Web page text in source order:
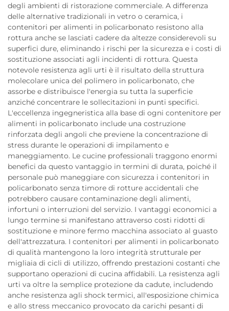
degli ambienti di ristorazione commerciale. A differenza
delle alternative tradizionali in vetro o ceramica, i
contenitori per alimenti in policarbonato resistono alla
rottura anche se lasciati cadere da altezze considerevoli su
superfici dure, eliminando i rischi per la sicurezza e i costi di
sostituzione associati agli incidenti di rottura. Questa
notevole resistenza agli urti è il risultato della struttura
molecolare unica del polimero in policarbonato, che
assorbe e distribuisce l'energia su tutta la superficie
anziché concentrare le sollecitazioni in punti specifici.
L'eccellenza ingegneristica alla base di ogni contenitore per
alimenti in policarbonato include una costruzione
rinforzata degli angoli che previene la concentrazione di
stress durante le operazioni di impilamento e
maneggiamento. Le cucine professionali traggono enormi
benefici da questo vantaggio in termini di durata, poiché il
personale può maneggiare con sicurezza i contenitori in
policarbonato senza timore di rotture accidentali che
potrebbero causare contaminazione degli alimenti,
infortuni o interruzioni del servizio. I vantaggi economici a
lungo termine si manifestano attraverso costi ridotti di
sostituzione e minore fermo macchina associato al guasto
dell'attrezzatura. I contenitori per alimenti in policarbonato
di qualità mantengono la loro integrità strutturale per
migliaia di cicli di utilizzo, offrendo prestazioni costanti che
supportano operazioni di cucina affidabili. La resistenza agli
urti va oltre la semplice protezione da cadute, includendo
anche resistenza agli shock termici, all'esposizione chimica
e allo stress meccanico provocato da carichi pesanti di